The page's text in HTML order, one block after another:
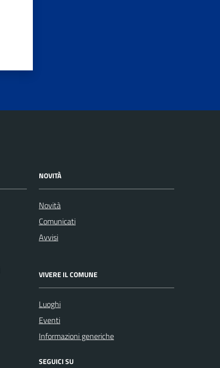
NOVITÀ
Novità
Comunicati
Avvisi
VIVERE IL COMUNE
Luoghi
Eventi
Informazioni generiche
SEGUICI SU